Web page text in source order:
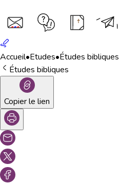
Accueil•Etudes•Études bibliques
Études bibliques
Copier le lien